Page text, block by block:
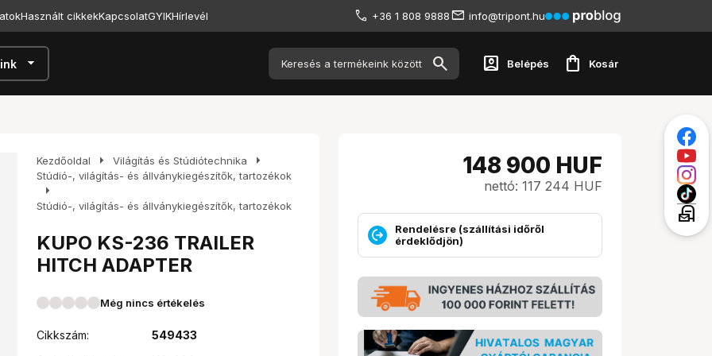
Használt cikkekKapcsolatGYIKHírlevél +36 1 808 9888 info@tripont.hu
arrow_drop_down account_box Belépés shopping_bag Kosár
Kezdőoldal arrow_right Világítás és Stúdiótechnika arrow_right
Stúdió-, világítás- és állványkiegészítők, tartozékok
arrow_right
Stúdió-, világítás- és állványkiegészítők, tartozékok
KUPO KS-236 TRAILER
HITCH ADAPTER
Még nincs értékelés
Cikkszám:
549433
148 900 HUF
nettó: 117 244 HUF
Rendelésre (szállítási időről
érdeklődjön)
local_post_office